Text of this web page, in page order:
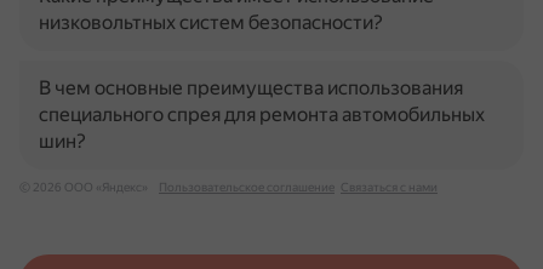
низковольтных систем безопасности?
В чем основные преимущества использования
специального спрея для ремонта автомобильных
шин?
© 2026 ООО «Яндекс» Пользовательское соглашение Связаться с нами